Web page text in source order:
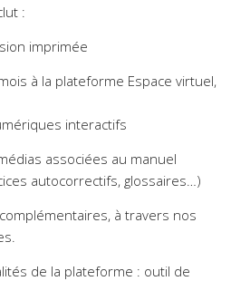
:
imprimée
à la plateforme Espace virtuel,
interactifs
associées au manuel
autocorrectifs, glossaires…)
à travers nos
de la plateforme : outil de